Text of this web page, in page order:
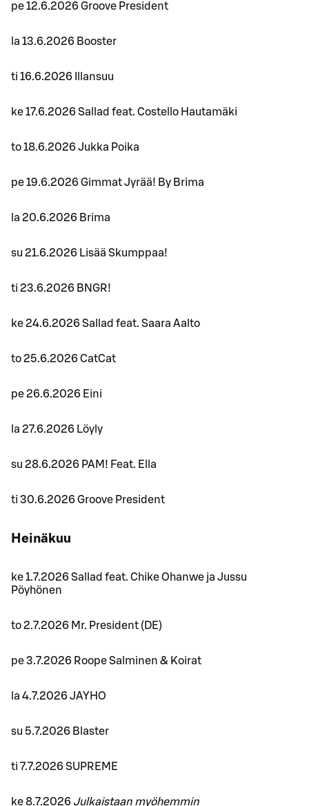
pe 12.6.2026 Groove President
la 13.6.2026 Booster
ti 16.6.2026 Illansuu
ke 17.6.2026 Sallad feat. Costello Hautamäki
to 18.6.2026 Jukka Poika
pe 19.6.2026 Gimmat Jyrää! By Brima
la 20.6.2026 Brima
su 21.6.2026 Lisää Skumppaa!
ti 23.6.2026 BNGR!
ke 24.6.2026 Sallad feat. Saara Aalto
to 25.6.2026 CatCat
pe 26.6.2026 Eini
la 27.6.2026 Löyly
su 28.6.2026 PAM! Feat. Ella
ti 30.6.2026 Groove President
Heinäkuu
ke 1.7.2026 Sallad feat. Chike Ohanwe ja Jussu
Pöyhönen
to 2.7.2026 Mr. President (DE)
pe 3.7.2026 Roope Salminen & Koirat
la 4.7.2026 JAYHO
su 5.7.2026 Blaster
ti 7.7.2026 SUPREME
ke 8.7.2026 Julkaistaan myöhemmin